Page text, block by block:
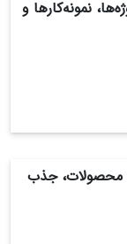
نمونه‌کارها و
محصولات، جذب